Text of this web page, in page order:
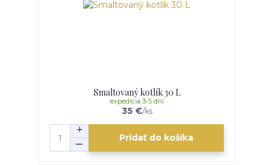
Smaltovaný kotlík 30 L
35 €/ks
expedícia 3-5 dní
Pridať do košíka